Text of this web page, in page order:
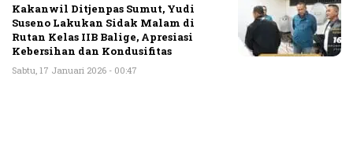
Kakanwil Ditjenpas Sumut, Yudi
Suseno Lakukan Sidak Malam di
Rutan Kelas IIB Balige, Apresiasi
Kebersihan dan Kondusifitas
Sabtu, 17 Januari 2026 - 00:47